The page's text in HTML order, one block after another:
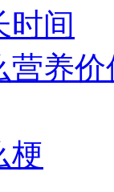
时间
营养价
梗